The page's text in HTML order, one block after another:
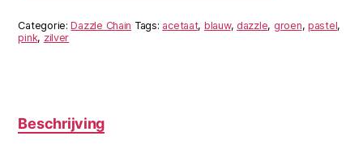
Categorie:Dazzle Chain Tags: acetaat, blauw, dazzle, groen,pastel,
pink, zilver
Beschrijving